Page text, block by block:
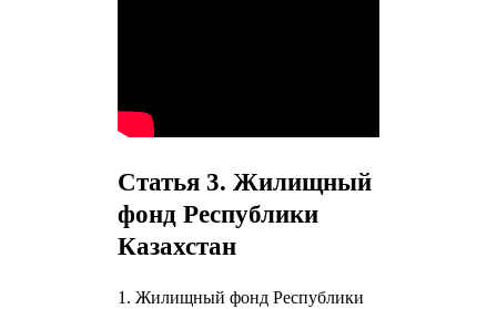
Статья 3. Жилищный
фонд Республики
Казахстан
1. Жилищный фонд Республики